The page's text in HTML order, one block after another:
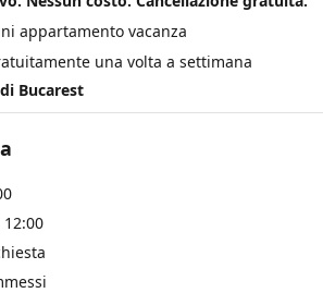
appartamento vacanza
una volta a settimana
Bucarest